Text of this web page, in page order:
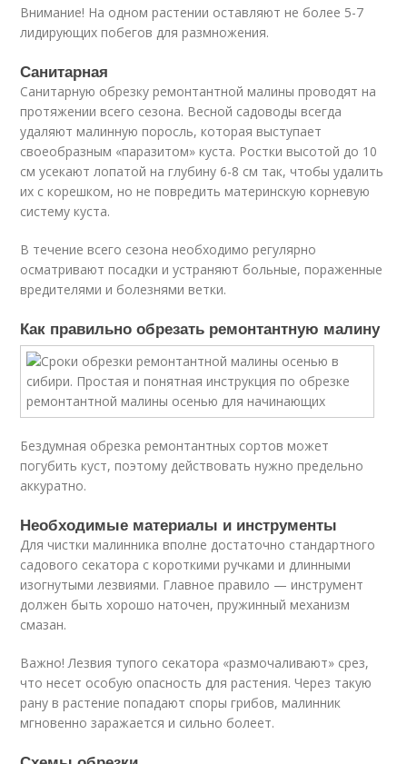
Внимание! На одном растении оставляют не более 5-7
лидирующих побегов для размножения.
Санитарная
Санитарную обрезку ремонтантной малины проводят на
протяжении всего сезона. Весной садоводы всегда
удаляют малинную поросль, которая выступает
своеобразным «паразитом» куста. Ростки высотой до 10
см усекают лопатой на глубину 6-8 см так, чтобы удалить
их с корешком, но не повредить материнскую корневую
систему куста.
В течение всего сезона необходимо регулярно
осматривают посадки и устраняют больные, пораженные
вредителями и болезнями ветки.
Как правильно обрезать ремонтантную малину
Бездумная обрезка ремонтантных сортов может
погубить куст, поэтому действовать нужно предельно
аккуратно.
Необходимые материалы и инструменты
Для чистки малинника вполне достаточно стандартного
садового секатора с короткими ручками и длинными
изогнутыми лезвиями. Главное правило — инструмент
должен быть хорошо наточен, пружинный механизм
смазан.
Важно! Лезвия тупого секатора «размочаливают» срез,
что несет особую опасность для растения. Через такую
рану в растение попадают споры грибов, малинник
мгновенно заражается и сильно болеет.